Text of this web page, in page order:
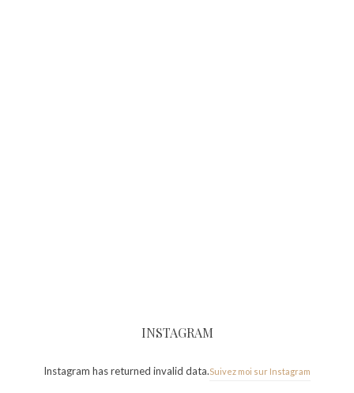
INSTAGRAM
Instagram has returned invalid data.Suivez moi sur Instagram